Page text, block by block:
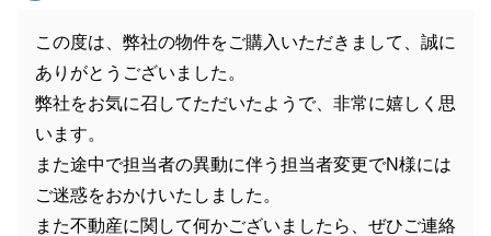
この度は、弊社の物件をご購入いただきまして、誠に
ありがとうございました。
弊社をお気に召してただいたようで、非常に嬉しく思
います。
また途中で担当者の異動に伴う担当者変更でN様には
ご迷惑をおかけいたしました。
また不動産に関して何かございましたら、ぜひご連絡